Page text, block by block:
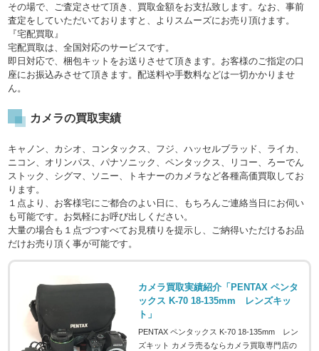
その場で、ご査定させて頂き、買取金額をお支払致します。なお、事前
査定をしていただいておりますと、よりスムーズにお売り頂けます。
『宅配買取』
宅配買取は、全国対応のサービスです。
即日対応で、梱包キットをお送りさせて頂きます。お客様のご指定の口
座にお振込みさせて頂きます。配送料や手数料などは一切かかりませ
ん。
カメラの買取実績
キャノン、カシオ、コンタックス、フジ、ハッセルブラッド、ライカ、
ニコン、オリンパス、パナソニック、ペンタックス、リコー、ろーでん
ストック、シグマ、ソニー、トキナーのカメラなど各種高価買取してお
ります。
１点より、お客様宅にご都合のよい日に、もちろんご連絡当日にお伺い
も可能です。お気軽にお呼び出しください。
大量の場合も１点づつすべてお見積りを提示し、ご納得いただけるお品
だけお売り頂く事が可能です。
カメラ買取実績紹介「PENTAX ペンタ
ックス K-70 18-135mm レンズキッ
ト」
PENTAX ペンタックス K-70 18-135mm レン
ズキット カメラ売るならカメラ買取専門店の